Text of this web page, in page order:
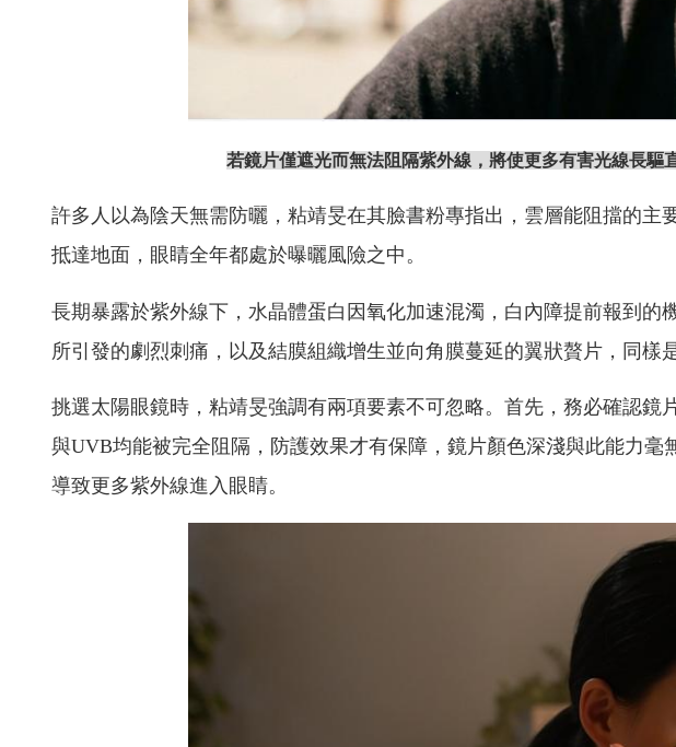
若鏡片僅遮光而無法阻隔紫外線，將使更多有害光線長驅
許多人以為陰天無需防曬，粘靖旻在其臉書粉專指出，雲層能阻擋的
抵達地面，眼睛全年都處於曝曬風險之中。
長期暴露於紫外線下，水晶體蛋白因氧化加速混濁，白內障提前報到
所引發的劇烈刺痛，以及結膜組織增生並向角膜蔓延的翼狀贅片，同樣
挑選太陽眼鏡時，粘靖旻強調有兩項要素不可忽略。首先，務必確認鏡
與UVB均能被完全阻隔，防護效果才有保障，鏡片顏色深淺與此能力
導致更多紫外線進入眼睛。